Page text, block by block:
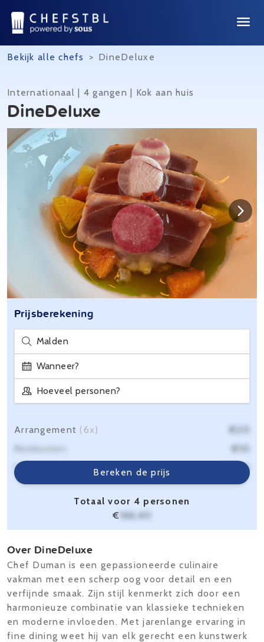
Bekijk alle chefs > DineDeluxe
Internationaal | 4 gangen | Kok aan huis
DineDeluxe
Prijsberekening
Malden
Wanneer?
Hoeveel personen?
Bereken de prijs
Arrangement (6x)
€20
Reiskosten
€10
Servicekosten
€6,40
Totaal voor 4 personen
€ 166,40
Over DineDeluxe
Chef Duman is een gepassioneerde culinaire
vakman met een scherp oog voor detail en een
verfijnde smaak. Zijn stijl kenmerkt zich door een
harmonieuze combinatie van klassieke technieken
en moderne invloeden. Met jarenlange ervaring in
fine dining weet hij van elk gerecht een kunstwerk